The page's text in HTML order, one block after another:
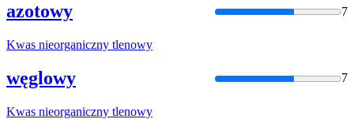
azotowy 7
Kwas nieorganiczny tlenowy
węglowy 7
Kwas nieorganiczny tlenowy